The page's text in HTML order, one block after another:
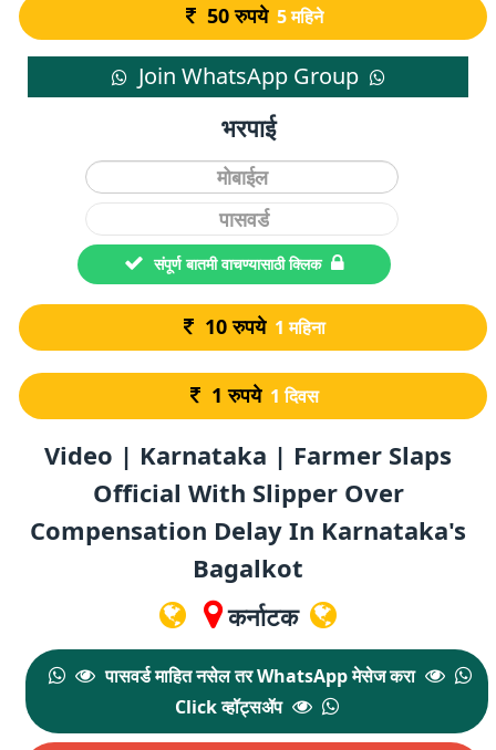
50 रुपये 5 महिने
Join WhatsApp Group
भरपाई
संपूर्ण बातमी वाचण्यासाठी क्लिक
10 रुपये 1 महिना
1 रुपये 1 दिवस
Video | Karnataka | Farmer Slaps
Official With Slipper Over
Compensation Delay In Karnataka's
Bagalkot
कर्नाटक
पासवर्ड माहित नसेल तर WhatsApp मेसेज करा
Click व्हॉट्सॲप